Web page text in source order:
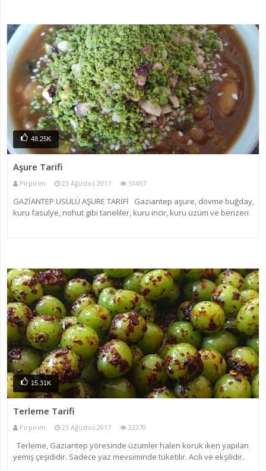
48.25K
Aşure Tarifi
Pirpirim 23 Ağustos 2017 51457
GAZİANTEP USULÜ AŞURE TARİFİ Gaziantep aşure, dövme buğday,
kuru fasulye, nohut gibi taneliler, kuru incir, kuru üzüm ve benzeri
15.31K
Terleme Tarifi
Pirpirim 23 Ağustos 2017 22370
Terleme, Gaziantep yöresinde üzümler halen koruk iken yapılan
yemiş çeşididir. Sadece yaz mevsiminde tüketilir. Acılı ve ekşilidir.